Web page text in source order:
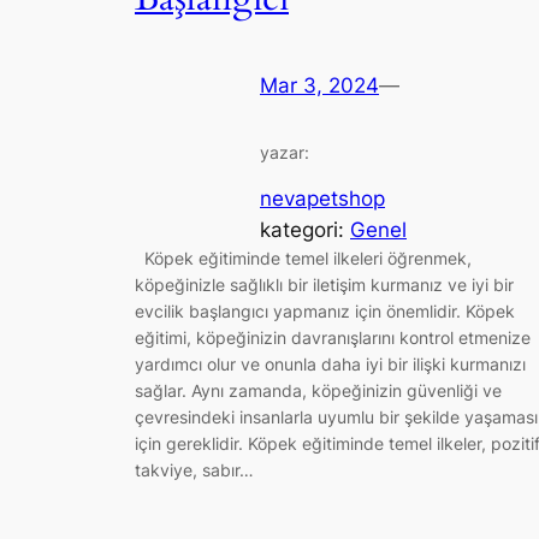
Mar 3, 2024—
yazar:
nevapetshop
kategori: Genel
Köpek eğitiminde temel ilkeleri öğrenmek,
köpeğinizle sağlıklı bir iletişim kurmanız ve iyi bir
evcilik başlangıcı yapmanız için önemlidir. Köpek
eğitimi, köpeğinizin davranışlarını kontrol etmenize
yardımcı olur ve onunla daha iyi bir ilişki kurmanızı
sağlar. Aynı zamanda, köpeğinizin güvenliği ve
çevresindeki insanlarla uyumlu bir şekilde yaşaması
için gereklidir. Köpek eğitiminde temel ilkeler, pozitif
takviye, sabır…